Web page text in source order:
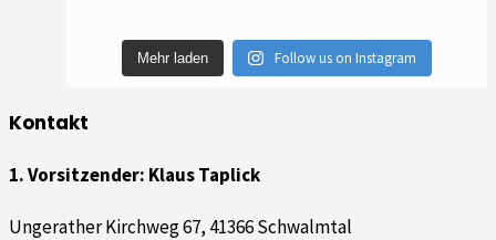
Mehr laden Follow us on Instagram
Kontakt
1. Vorsitzender: Klaus Taplick
Ungerather Kirchweg 67, 41366 Schwalmtal